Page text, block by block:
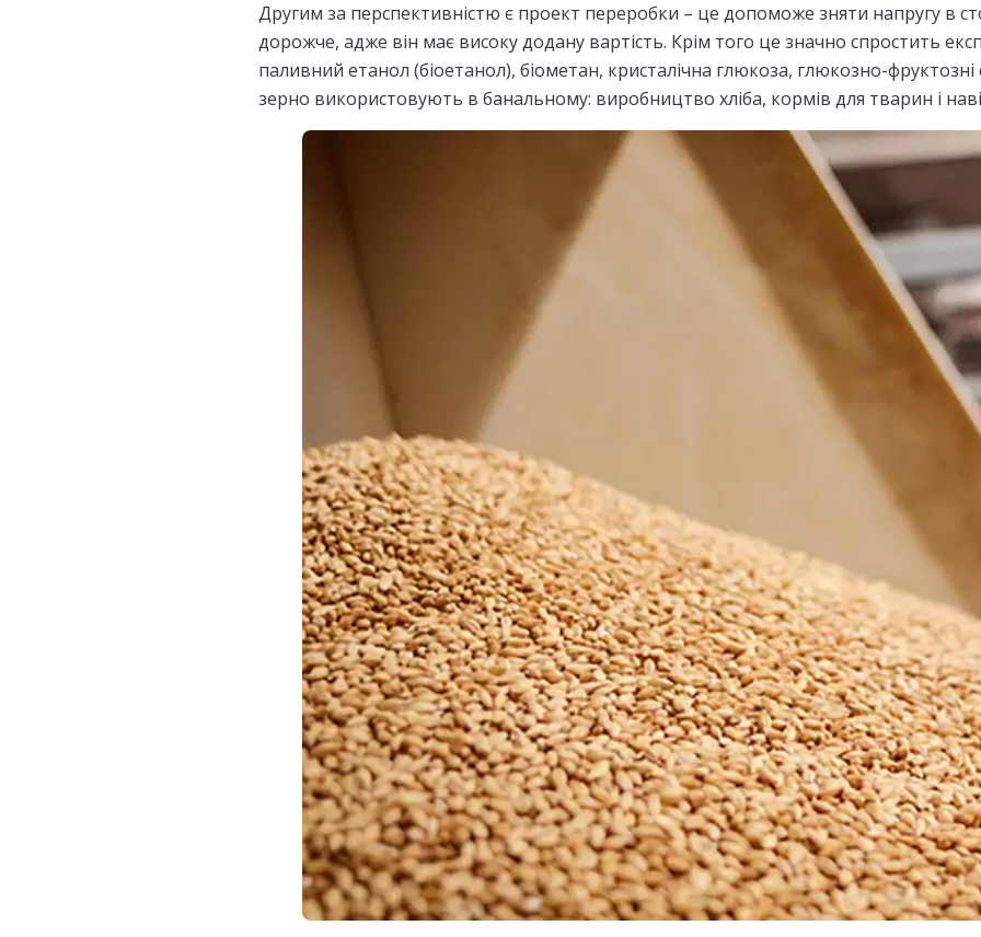
Другим за перспективністю є проект переробки – це допоможе зняти напругу в
дорожче, адже він має високу додану вартість. Крім того це значно спростить
паливний етанол (біоетанол), біометан, кристалічна глюкоза, глюкозно-
зерно використовують в банальному: виробництво хліба, кормів для тварин і